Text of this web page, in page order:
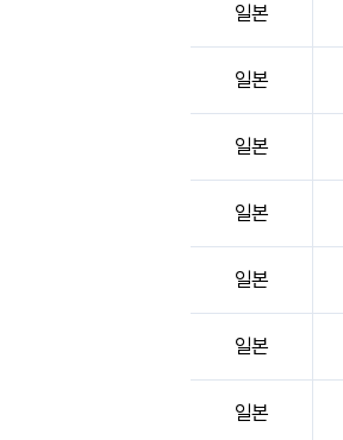
일본
일본
일본
일본
일본
일본
일본